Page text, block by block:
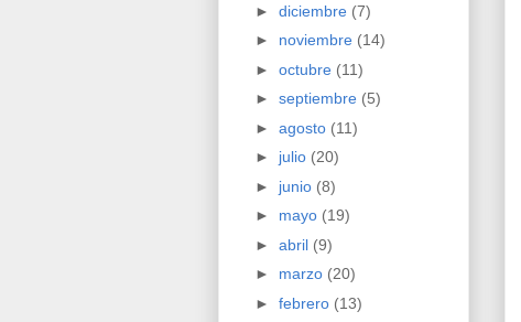
► diciembre (7)
► noviembre (14)
► octubre (11)
► septiembre (5)
► agosto (11)
► julio (20)
► junio (8)
► mayo (19)
► abril (9)
► marzo (20)
► febrero (13)